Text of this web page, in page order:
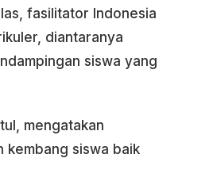
fasilitator Indonesia
diantaranya
siswa yang
mengatakan
kembang siswa baik